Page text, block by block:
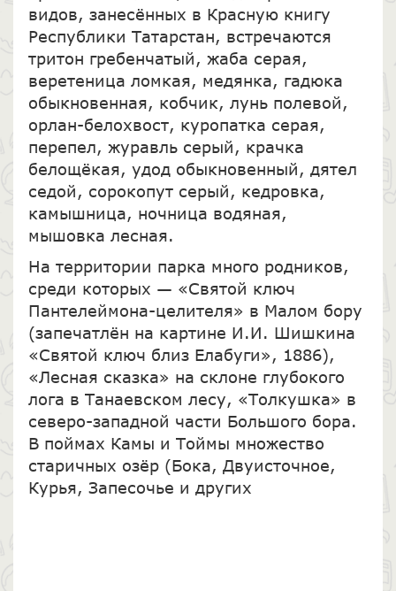
видов, занесённых в Красную книгу
Республики Татарстан, встречаются
тритон гребенчатый, жаба серая,
веретеница ломкая, медянка, гадюка
обыкновенная, кобчик, лунь полевой,
орлан-белохвост, куропатка серая,
перепел, журавль серый, крачка
белощёкая, удод обыкновенный, дятел
седой, сорокопут серый, кедровка,
камышница, ночница водяная,
мышовка лесная.
На территории парка много родников,
среди которых — «Святой ключ
Пантелеймона-целителя» в Малом бору
(запечатлён на картине И.И. Шишкина
«Святой ключ близ Елабуги», 1886),
«Лесная сказка» на склоне глубокого
лога в Танаевском лесу, «Толкушка» в
северо-западной части Большого бора.
В поймах Камы и Тоймы множество
старичных озёр (Бока, Двуисточное,
Курья, Запесочье и других